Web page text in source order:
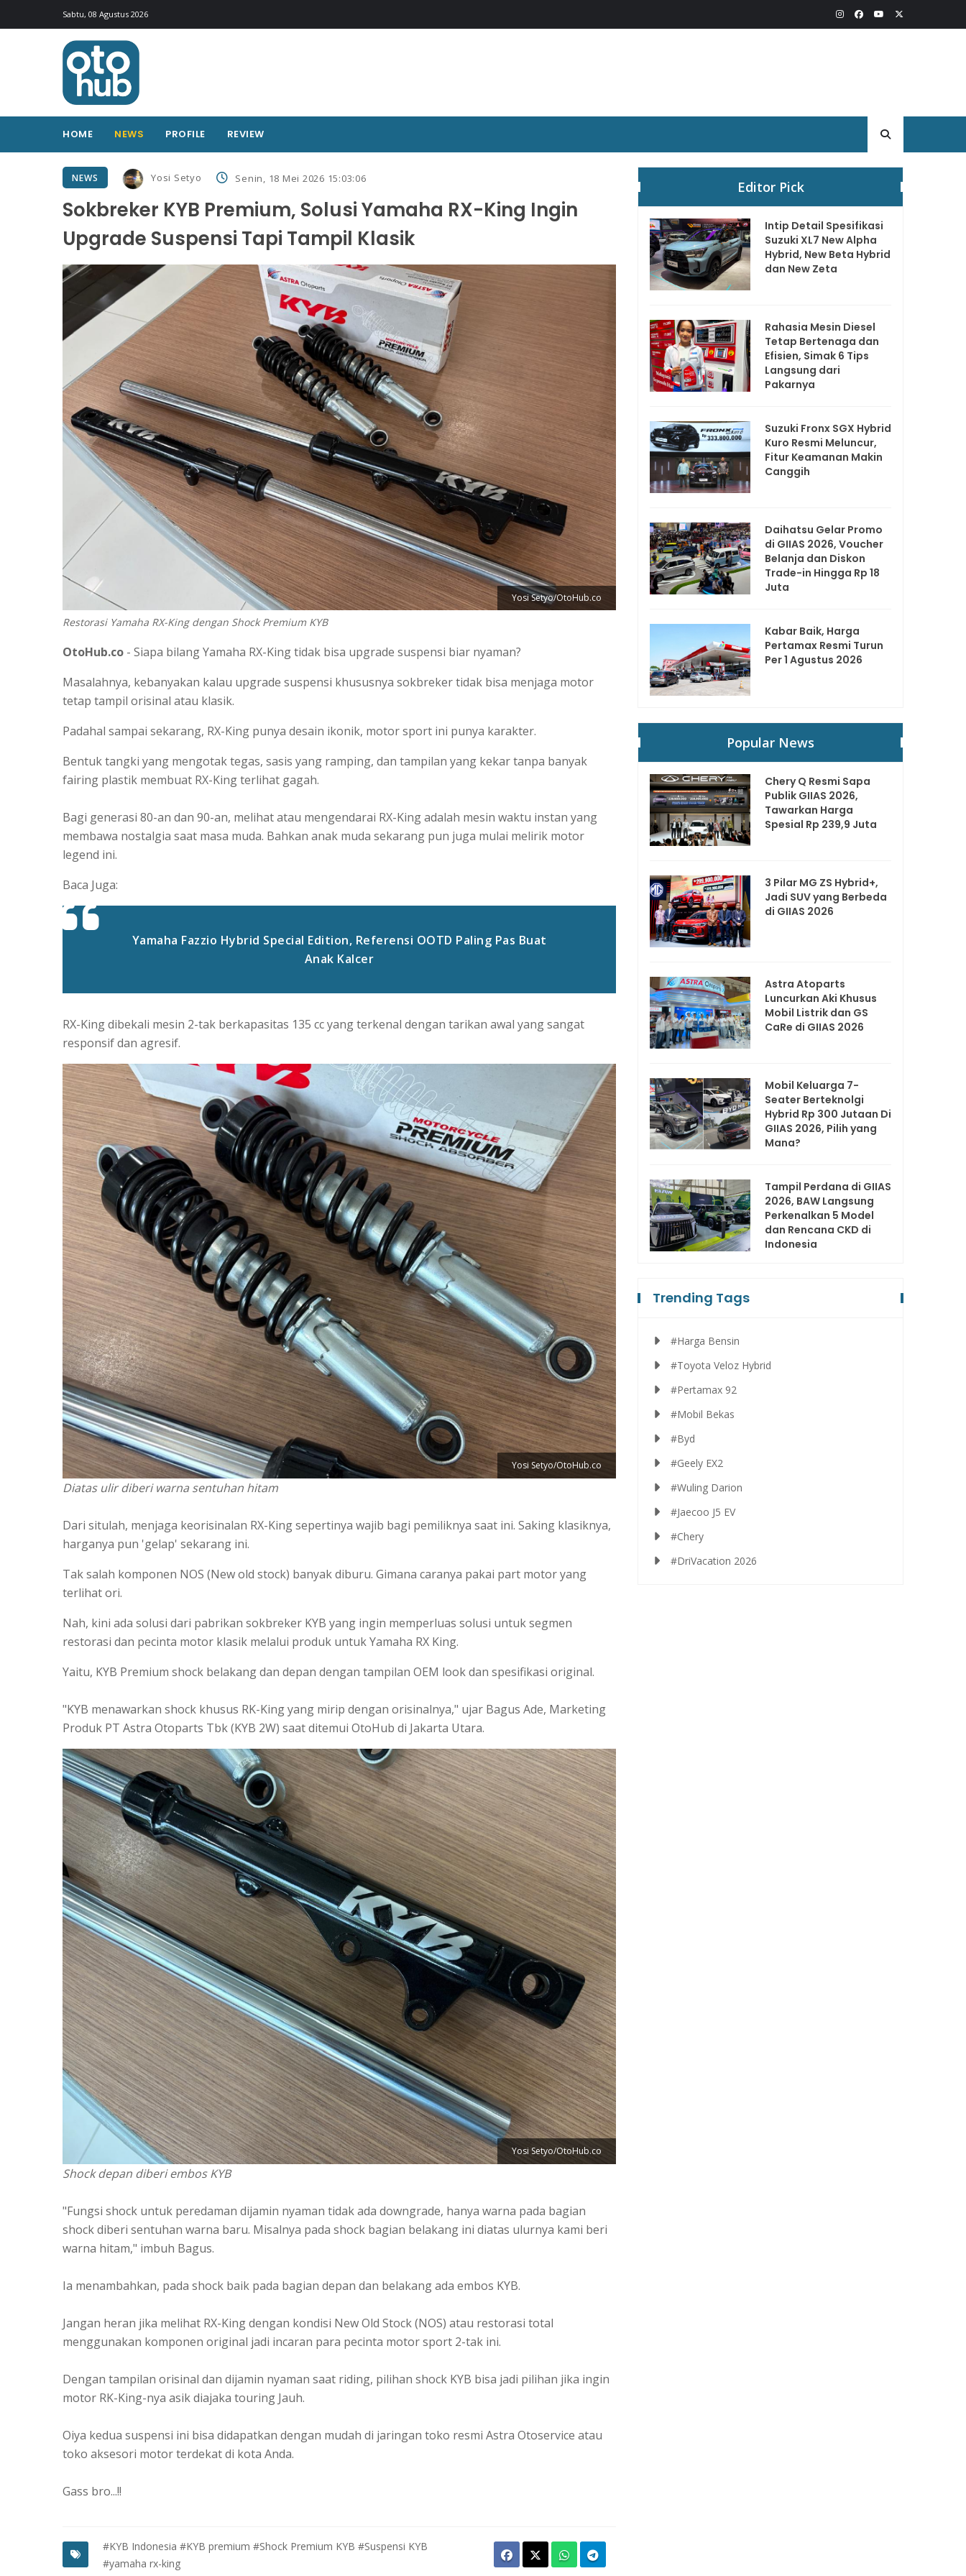
Sabtu, 08 Agustus 2026
HOME NEWS PROFILE REVIEW
NEWS Yosi Setyo Senin, 18 Mei 2026 15:03:06
Sokbreker KYB Premium, Solusi Yamaha RX-King Ingin
Upgrade Suspensi Tapi Tampil Klasik
Yosi Setyo/OtoHub.co
Restorasi Yamaha RX-King dengan Shock Premium KYB
OtoHub.co - Siapa bilang Yamaha RX-King tidak bisa upgrade suspensi biar nyaman?
Masalahnya, kebanyakan kalau upgrade suspensi khususnya sokbreker tidak bisa menjaga motor
tetap tampil orisinal atau klasik.
Padahal sampai sekarang, RX-King punya desain ikonik, motor sport ini punya karakter.
Bentuk tangki yang mengotak tegas, sasis yang ramping, dan tampilan yang kekar tanpa banyak
fairing plastik membuat RX-King terlihat gagah.
Bagi generasi 80-an dan 90-an, melihat atau mengendarai RX-King adalah mesin waktu instan yang
membawa nostalgia saat masa muda. Bahkan anak muda sekarang pun juga mulai melirik motor
legend ini.
Baca Juga:
Yamaha Fazzio Hybrid Special Edition, Referensi OOTD Paling Pas Buat
Anak Kalcer
RX-King dibekali mesin 2-tak berkapasitas 135 cc yang terkenal dengan tarikan awal yang sangat
responsif dan agresif.
Yosi Setyo/OtoHub.co
Diatas ulir diberi warna sentuhan hitam
Dari situlah, menjaga keorisinalan RX-King sepertinya wajib bagi pemiliknya saat ini. Saking klasiknya,
harganya pun 'gelap' sekarang ini.
Tak salah komponen NOS (New old stock) banyak diburu. Gimana caranya pakai part motor yang
terlihat ori.
Nah, kini ada solusi dari pabrikan sokbreker KYB yang ingin memperluas solusi untuk segmen
restorasi dan pecinta motor klasik melalui produk untuk Yamaha RX King.
Yaitu, KYB Premium shock belakang dan depan dengan tampilan OEM look dan spesifikasi original.
"KYB menawarkan shock khusus RK-King yang mirip dengan orisinalnya," ujar Bagus Ade, Marketing
Produk PT Astra Otoparts Tbk (KYB 2W) saat ditemui OtoHub di Jakarta Utara.
Yosi Setyo/OtoHub.co
Shock depan diberi embos KYB
"Fungsi shock untuk peredaman dijamin nyaman tidak ada downgrade, hanya warna pada bagian
shock diberi sentuhan warna baru. Misalnya pada shock bagian belakang ini diatas ulurnya kami beri
warna hitam," imbuh Bagus.
Ia menambahkan, pada shock baik pada bagian depan dan belakang ada embos KYB.
Jangan heran jika melihat RX-King dengan kondisi New Old Stock (NOS) atau restorasi total
menggunakan komponen original jadi incaran para pecinta motor sport 2-tak ini.
Dengan tampilan orisinal dan dijamin nyaman saat riding, pilihan shock KYB bisa jadi pilihan jika ingin
motor RK-King-nya asik diajaka touring Jauh.
Oiya kedua suspensi ini bisa didapatkan dengan mudah di jaringan toko resmi Astra Otoservice atau
toko aksesori motor terdekat di kota Anda.
Gass bro...!!
#KYB Indonesia #KYB premium #Shock Premium KYB #Suspensi KYB
#yamaha rx-king
Editor Pick
Intip Detail Spesifikasi
Suzuki XL7 New Alpha
Hybrid, New Beta Hybrid
dan New Zeta
Rahasia Mesin Diesel
Tetap Bertenaga dan
Efisien, Simak 6 Tips
Langsung dari
Pakarnya
Suzuki Fronx SGX Hybrid
Kuro Resmi Meluncur,
Fitur Keamanan Makin
Canggih
Daihatsu Gelar Promo
di GIIAS 2026, Voucher
Belanja dan Diskon
Trade-in Hingga Rp 18
Juta
Kabar Baik, Harga
Pertamax Resmi Turun
Per 1 Agustus 2026
Popular News
Chery Q Resmi Sapa
Publik GIIAS 2026,
Tawarkan Harga
Spesial Rp 239,9 Juta
3 Pilar MG ZS Hybrid+,
Jadi SUV yang Berbeda
di GIIAS 2026
Astra Atoparts
Luncurkan Aki Khusus
Mobil Listrik dan GS
CaRe di GIIAS 2026
Mobil Keluarga 7-
Seater Berteknolgi
Hybrid Rp 300 Jutaan Di
GIIAS 2026, Pilih yang
Mana?
Tampil Perdana di GIIAS
2026, BAW Langsung
Perkenalkan 5 Model
dan Rencana CKD di
Indonesia
Trending Tags
#Harga Bensin
#Toyota Veloz Hybrid
#Pertamax 92
#Mobil Bekas
#Byd
#Geely EX2
#Wuling Darion
#Jaecoo J5 EV
#Chery
#DriVacation 2026